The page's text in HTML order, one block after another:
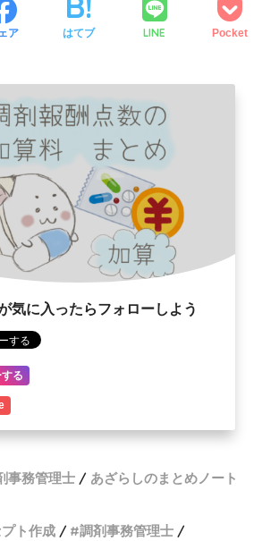
ア はてブ LINE Pocket
気に入ったらフォローしよう
る
事務管理士
あざらしのまとめノート
ト作成
調剤事務管理士